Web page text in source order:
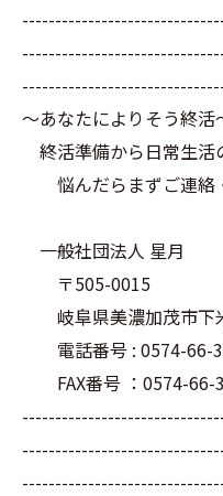
～あなたによりそう終活
終活準備から日常生活
悩んだらまずご連絡
一般社団法人 星月
〒505-0015
岐阜県美濃加茂市下
電話番号 : 0574-66-
FAX番号 ：0574-66-